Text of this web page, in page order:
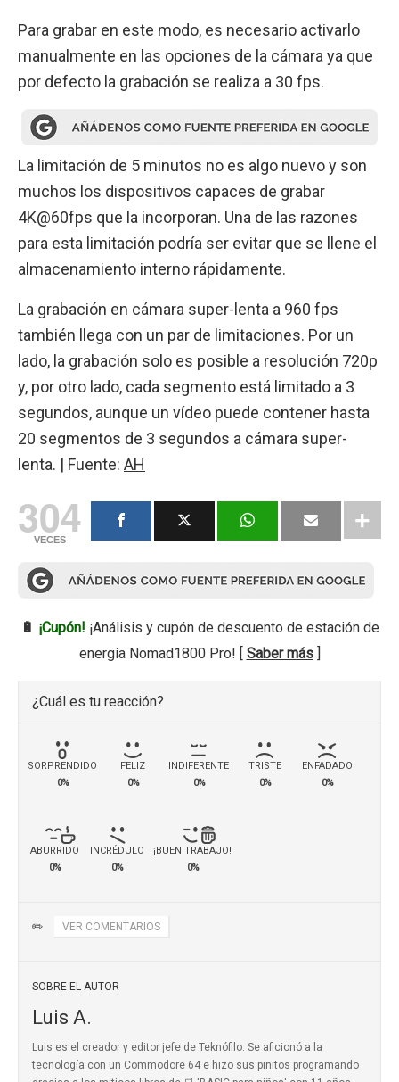
Para grabar en este modo, es necesario activarlo
manualmente en las opciones de la cámara ya que
por defecto la grabación se realiza a 30 fps.
La limitación de 5 minutos no es algo nuevo y son
muchos los dispositivos capaces de grabar
4K@60fps que la incorporan. Una de las razones
para esta limitación podría ser evitar que se llene el
almacenamiento interno rápidamente.
La grabación en cámara super-lenta a 960 fps
también llega con un par de limitaciones. Por un
lado, la grabación solo es posible a resolución 720p
y, por otro lado, cada segmento está limitado a 3
segundos, aunque un vídeo puede contener hasta
20 segmentos de 3 segundos a cámara super-
lenta. | Fuente: AH
304
VECES
🔋 ¡Cupón! ¡Análisis y cupón de descuento de estación de
energía Nomad1800 Pro! [ Saber más]
¿Cuál es tu reacción?
SORPRENDIDO
0%
FELIZ
0%
INDIFERENTE
0%
TRISTE
0%
ENFADADO
0%
ABURRIDO
0%
INCRÉDULO
0%
¡BUEN TRABAJO!
0%
✏️ VER COMENTARIOS
SOBRE EL AUTOR
Luis A.
Luis es el creador y editor jefe de Teknófilo. Se aficionó a la
tecnología con un Commodore 64 e hizo sus pinitos programando